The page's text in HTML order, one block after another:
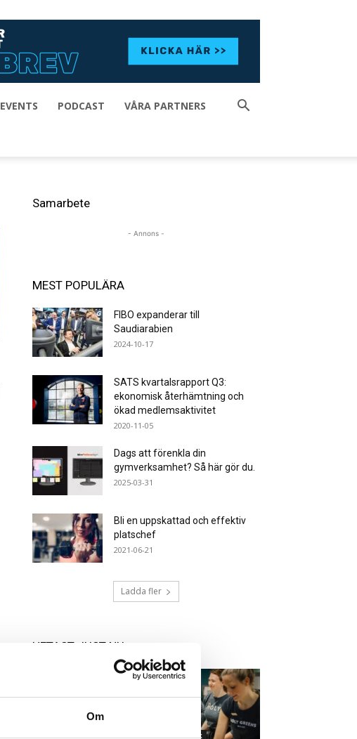
Om
EVENTS PODCAST VÅRA PARTNERS
Samarbete
- Annons -
MEST POPULÄRA
FIBO expanderar till
Saudiarabien
2024-10-17
SATS kvartalsrapport Q3:
ekonomisk återhämtning och
ökad medlemsaktivitet
2020-11-05
Dags att förenkla din
gymverksamhet? Så här gör du.
2025-03-31
Bli en uppskattad och effektiv
platschef
2021-06-21
Ladda fler
HETAST JUST NU
Business Kost & dryck